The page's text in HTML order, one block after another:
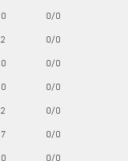
0
0/0
2
0/0
0
0/0
0
0/0
2
0/0
7
0/0
0
0/0